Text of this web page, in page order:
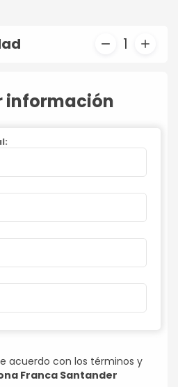
1
información
acuerdo con los términos y
Franca Santander